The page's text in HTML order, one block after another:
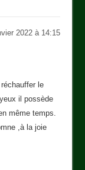
2022 à 14:15
le
il possède
même temps.
,à la joie